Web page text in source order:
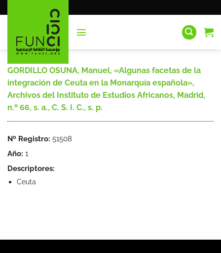
al
GORDILLO OSUNA, Manuel, «Algunas facetas de la
integración de Ceuta en la Monarquía española»,
Archivos del Instituto de Estudios Africanos, Madrid,
n.º 66, s. a., C. S. I. C., s. p.
Nº Registro: 51508
Año: 1
Descriptores:
Ceuta